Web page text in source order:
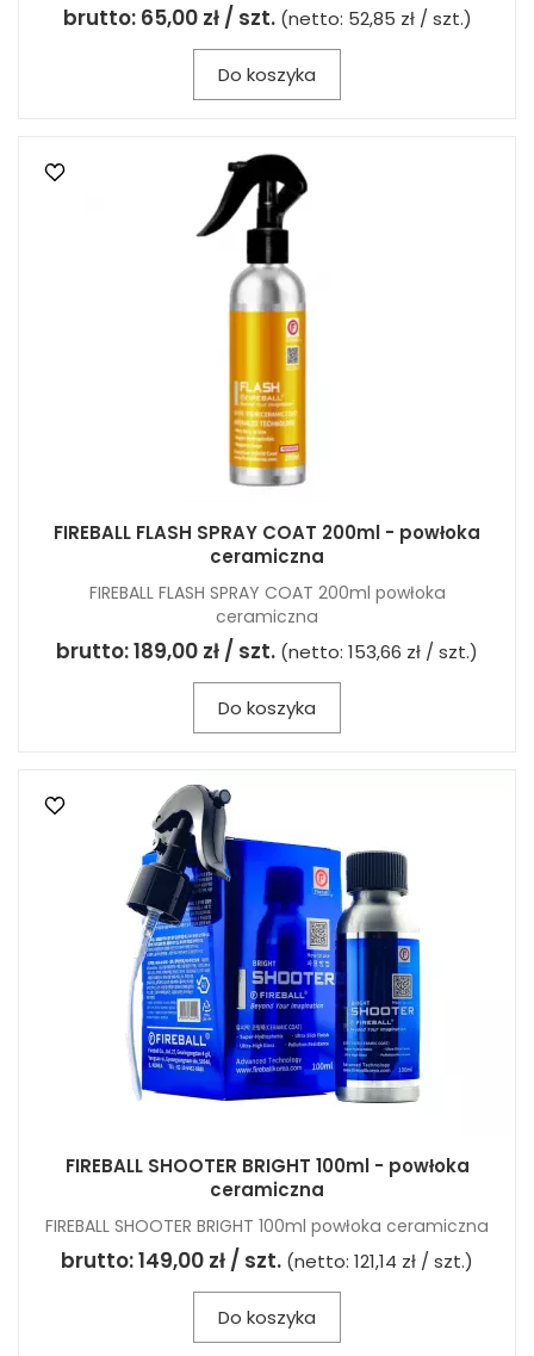
brutto: 65,00 zł / szt. (netto: 52,85 zł / szt.)
Do koszyka
FIREBALL FLASH SPRAY COAT 200ml - powłoka
ceramiczna
FIREBALL FLASH SPRAY COAT 200ml powłoka
ceramiczna
brutto:189,00 zł / szt. (netto: 153,66 zł / szt.)
Do koszyka
FIREBALL SHOOTER BRIGHT 100ml - powłoka
ceramiczna
FIREBALL SHOOTER BRIGHT 100ml powłoka ceramiczna
brutto:149,00 zł / szt. (netto: 121,14 zł / szt.)
Do koszyka